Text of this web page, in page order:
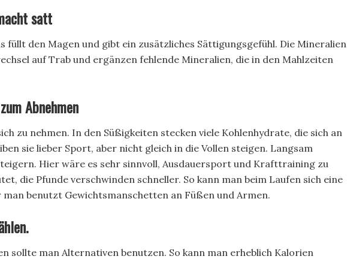
satt
füllt den Magen und gibt ein zusätzliches Sättigungsgefühl. Die Mineralien
auf Trab und ergänzen fehlende Mineralien, die in den Mahlzeiten
Abnehmen
zu nehmen. In den Süßigkeiten stecken viele Kohlenhydrate, die sich an
sie lieber Sport, aber nicht gleich in die Vollen steigen. Langsam
Hier wäre es sehr sinnvoll, Ausdauersport und Krafttraining zu
die Pfunde verschwinden schneller. So kann man beim Laufen sich eine
benutzt Gewichtsmanschetten an Füßen und Armen.
sollte man Alternativen benutzen. So kann man erheblich Kalorien